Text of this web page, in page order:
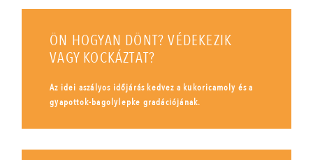
ÖN HOGYAN DÖNT? VÉDEKEZIK
VAGY KOCKÁZTAT?
Az idei aszályos időjárás kedvez a kukoricamoly és a
gyapottok-bagolylepke gradációjának.